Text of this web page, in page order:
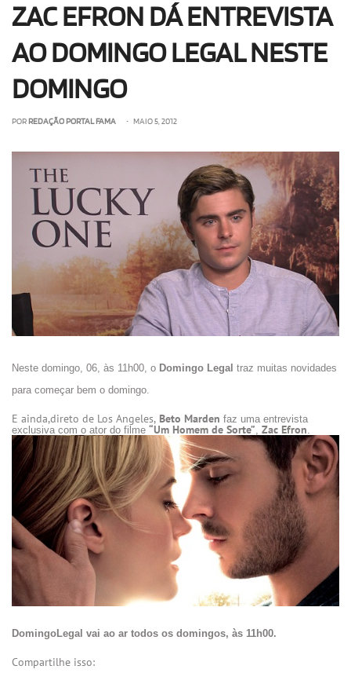
ZAC EFRON DÁ ENTREVISTA
AO DOMINGO LEGAL NESTE
DOMINGO
POR REDAÇÃO PORTAL FAMA • MAIO 5, 2012
Neste domingo, 06, às 11h00, o Domingo Legal traz muitas novidades
para começar bem o domingo.
E ainda,direto de Los Angeles, Beto Marden faz uma entrevista
exclusiva com o ator do filme “Um Homem de Sorte” Zac Efron
DomingoLegal vai ao ar todos os domingos, às 11h00.
Compartilhe isso: